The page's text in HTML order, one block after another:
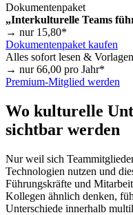
Dokumentenpaket
„Interkulturelle Teams
→ nur 15,80*
Dokumentenpaket kaufen
Alles sofort lesen &
→ nur66,00 pro Jahr*
Premium-Mitglied werden
Wo kulturelle
sichtbar werden
Nur weil sich
Technologien nutzen und
Führungskräfte und
Kollegen ähnlich denken,
Unterschiede innerhalb